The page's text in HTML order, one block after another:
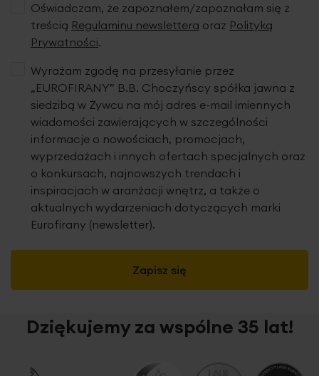
Oświadczam, że zapoznałem/zapoznałam się z
treścią Regulaminu newslettera oraz Polityką
Prywatności.
Zapisz się
Wyrażam zgodę na przesyłanie przez
„EUROFIRANY” B.B. Choczyńscy spółka jawna z
siedzibą w Żywcu na mój adres e-mail imiennych
wiadomości zawierających w szczególności
informacje o nowościach, promocjach,
wyprzedażach i innych ofertach specjalnych oraz
o konkursach, najnowszych trendach i
inspiracjach w aranżacji wnętrz, a także o
aktualnych wydarzeniach dotyczących marki
Eurofirany (newsletter).
Dziękujemy za wspólne 35 lat!